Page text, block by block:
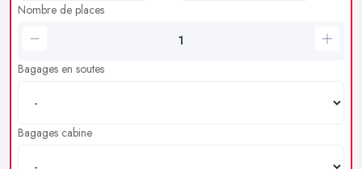
Nombre de places
Bagages en soutes
Bagages cabine